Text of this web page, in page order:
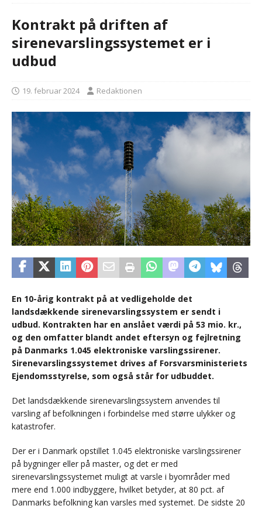
Kontrakt på driften af
sirenevarslingssystemet er i
udbud
19. februar 2024 Redaktionen
En 10-årig kontrakt på at vedligeholde det
landsdækkende sirenevarslingssystem er sendt i
udbud. Kontrakten har en anslået værdi på 53 mio. kr.,
og den omfatter blandt andet eftersyn og fejlretning
på Danmarks 1.045 elektroniske varslingssirener.
Sirenevarslingssystemet drives af Forsvarsministeriets
Ejendomsstyrelse, som også står for udbuddet.
Det landsdækkende sirenevarslingssystem anvendes til
varsling af befolkningen i forbindelse med større ulykker og
katastrofer.
Der er i Danmark opstillet 1.045 elektroniske varslingssirener
på bygninger eller på master, og det er med
sirenevarslingssystemet muligt at varsle i byområder med
mere end 1.000 indbyggere, hvilket betyder, at 80 pct. af
Danmarks befolkning kan varsles med systemet. De sidste 20